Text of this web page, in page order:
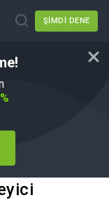
ŞIMDI DENE